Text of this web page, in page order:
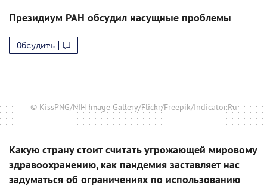
Президиум РАН обсудил насущные проблемы
Обсудить
© KissPNG/NIH Image Gallery/Flickr/Freepik/Indicator.Ru
Какую страну стоит считать угрожающей мировому
здравоохранению, как пандемия заставляет нас
задуматься об ограничениях по использованию